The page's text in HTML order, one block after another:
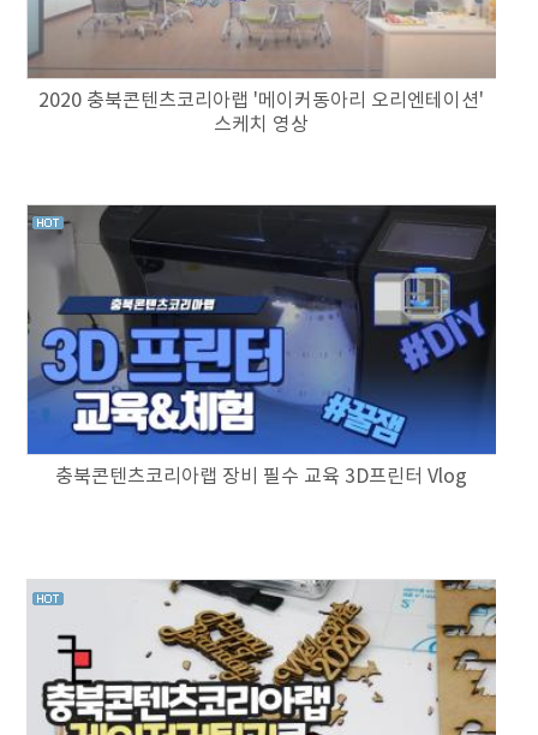
2020 충북콘텐츠코리아랩 '메이커동아리 오리엔테이션'
스케치 영상
충북콘텐츠코리아랩 장비 필수 교육 3D프린터 Vlog